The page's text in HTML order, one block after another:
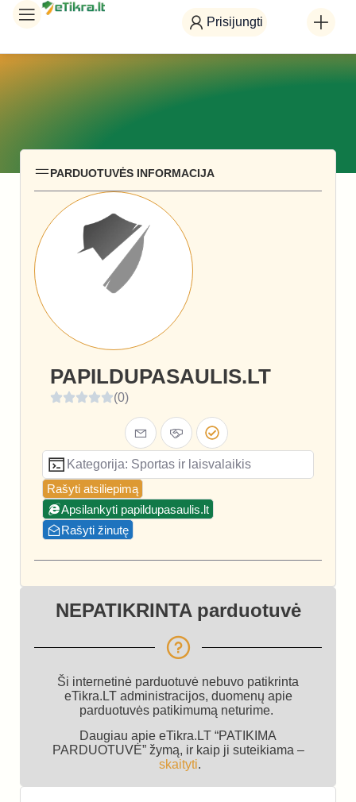
Prisijungti
PARDUOTUVĖS INFORMACIJA
PAPILDUPASAULIS.LT
(0)
Kategorija: Sportas ir laisvalaikis
Rašyti atsiliepimą
Apsilankyti papildupasaulis.lt
Rašyti žinutę
NEPATIKRINTA parduotuvė
Ši internetinė parduotuvė nebuvo patikrinta
eTikra.LT administracijos, duomenų apie
parduotuvės patikimumą neturime.
Daugiau apie eTikra.LT “PATIKIMA
PARDUOTUVĖ” žymą, ir kaip ji suteikiama –
skaityti.